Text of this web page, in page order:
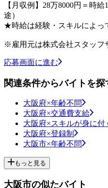
【月収例】28万8000円＝時
途）
★時給は経験・スキルによっ
※雇用元は株式会社スタッフ
応募画面に進む
関連条件からバイトを探
大阪府×年齢不問
大阪府×交通費支給
大阪府×スキルが身に付
大阪府×登録制
大阪市×年齢不問
もっと見る
大阪市の似たバイト